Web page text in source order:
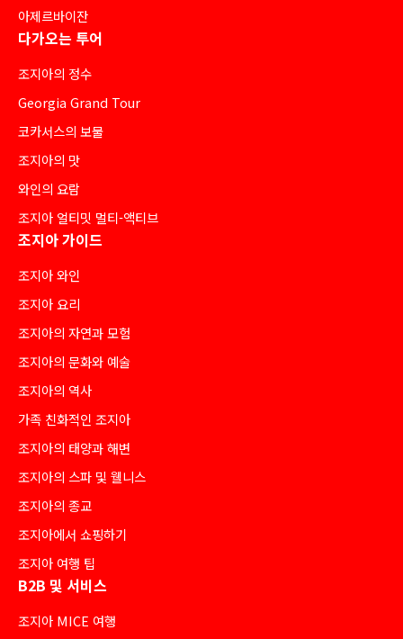
아제르바이잔
다가오는 투어
조지아의 정수
Georgia Grand Tour
코카서스의 보물
조지아의 맛
와인의 요람
조지아 얼티밋 멀티-액티브
조지아 가이드
조지아 와인
조지아 요리
조지아의 자연과 모험
조지아의 문화와 예술
조지아의 역사
가족 친화적인 조지아
조지아의 태양과 해변
조지아의 스파 및 웰니스
조지아의 종교
조지아에서 쇼핑하기
조지아 여행 팁
B2B 및 서비스
조지아 MICE 여행